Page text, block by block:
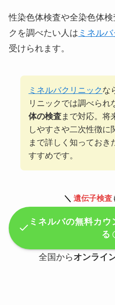
性染色体検査や全染色体
クを調べたい人は ミネル
受けられます。
ミネルバクリニック な
リニックでは調べられ
体の検査まで対応。将
しやすさや二次性徴に
まで詳しく知っておき
すすめです。
＼ 遺伝子検査
ミネルバの無料カ
る
全国から オンライ